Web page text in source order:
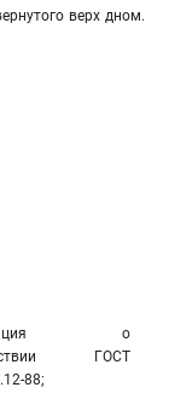
верх дном.
о
ГОСТ
88;